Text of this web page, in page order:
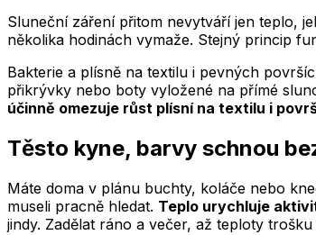
Sluneční záření přitom nevytváří jen teplo,
několika hodinách vymaže. Stejný princip
Bakterie a plísně na textilu i pevných
přikrývky nebo boty vyložené na přímé
účinně omezuje růst plísní na textilu i
Těsto kyne, barvy schnou
Máte doma v plánu buchty, koláče nebo
museli pracně hledat. Teplo urychluje
jindy. Zadělat ráno a večer, až teploty